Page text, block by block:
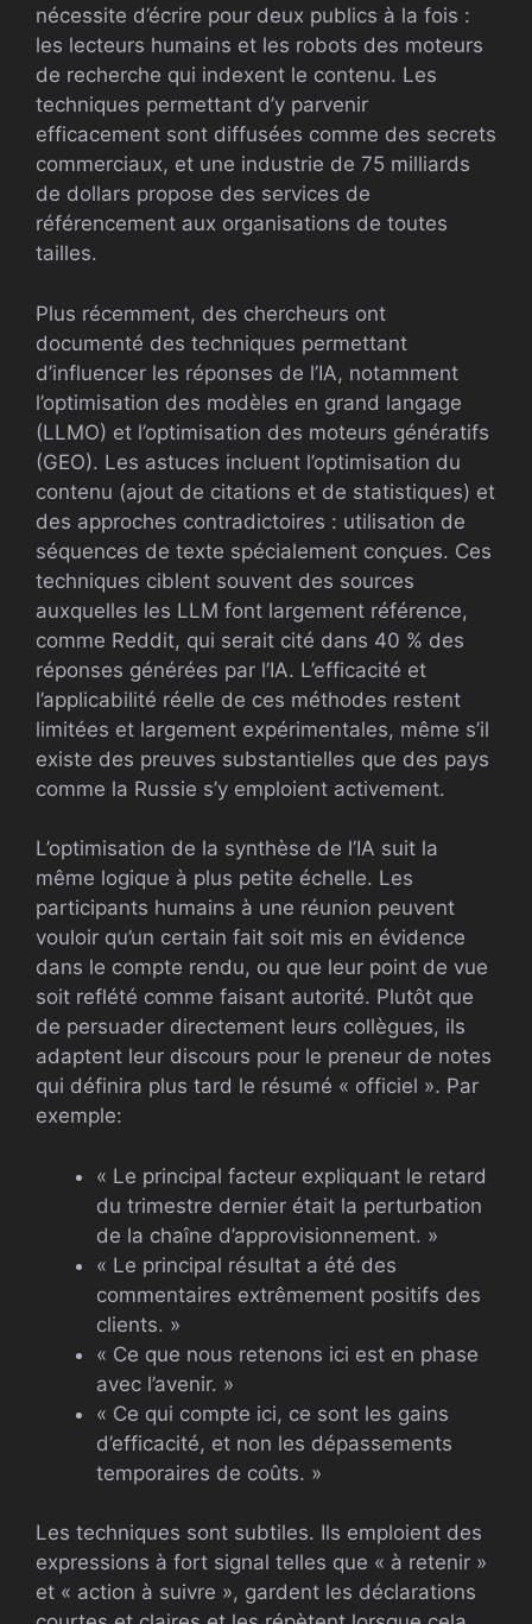
nécessite d’écrire pour deux publics à la fois :
les lecteurs humains et les robots des moteurs
de recherche qui indexent le contenu. Les
techniques permettant d’y parvenir
efficacement sont diffusées comme des secrets
commerciaux, et une industrie de 75 milliards
de dollars propose des services de
référencement aux organisations de toutes
tailles.
Plus récemment, des chercheurs ont
documenté des techniques permettant
d’influencer les réponses de l’IA, notamment
l’optimisation des modèles en grand langage
(LLMO) et l’optimisation des moteurs génératifs
(GEO). Les astuces incluent l’optimisation du
contenu (ajout de citations et de statistiques) et
des approches contradictoires : utilisation de
séquences de texte spécialement conçues. Ces
techniques ciblent souvent des sources
auxquelles les LLM font largement référence,
comme Reddit, qui serait cité dans 40 % des
réponses générées par l’IA. L’efficacité et
l’applicabilité réelle de ces méthodes restent
limitées et largement expérimentales, même s’il
existe des preuves substantielles que des pays
comme la Russie s’y emploient activement.
L’optimisation de la synthèse de l’IA suit la
même logique à plus petite échelle. Les
participants humains à une réunion peuvent
vouloir qu’un certain fait soit mis en évidence
dans le compte rendu, ou que leur point de vue
soit reflété comme faisant autorité. Plutôt que
de persuader directement leurs collègues, ils
adaptent leur discours pour le preneur de notes
qui définira plus tard le résumé « officiel ». Par
exemple:
« Le principal facteur expliquant le retard
du trimestre dernier était la perturbation
de la chaîne d’approvisionnement. »
« Le principal résultat a été des
commentaires extrêmement positifs des
clients. »
« Ce que nous retenons ici est en phase
avec l’avenir. »
« Ce qui compte ici, ce sont les gains
d’efficacité, et non les dépassements
temporaires de coûts. »
Les techniques sont subtiles. Ils emploient des
expressions à fort signal telles que « à retenir »
et « action à suivre », gardent les déclarations